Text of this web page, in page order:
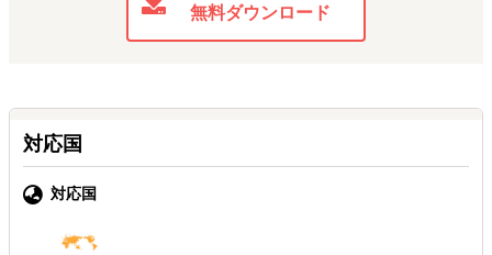
無料ダウンロード
対応国
対応国